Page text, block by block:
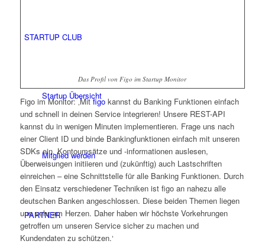
STARTUP CLUB
Startup Übersicht
Mitglied werden
PARTNER
Das Profil von Figo im Startup Monitor
Figo im Monitor: ‚Mitfigokannst du Banking Funktionen einfach
und schnell in deinen Service integrieren! Unsere REST-API
kannst du in wenigen Minuten implementieren. Frage uns nach
einer Client ID und binde Bankingfunktionen einfach mit unseren
SDKs ein. Kontoumsätze und -informationen auslesen,
Überweisungen initiieren und (zukünftig) auch Lastschriften
einreichen – eine Schnittstelle für alle Banking Funktionen. Durch
den Einsatz verschiedener Techniken ist figo an nahezu alle
deutschen Banken angeschlossen. Diese beiden Themen liegen
uns sehr am Herzen. Daher haben wir höchste Vorkehrungen
getroffen um unseren Service sicher zu machen und
Kundendaten zu schützen.‘